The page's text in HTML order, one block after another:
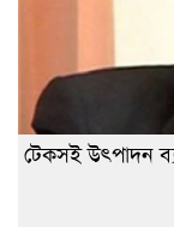
টেকসই উৎপাদন